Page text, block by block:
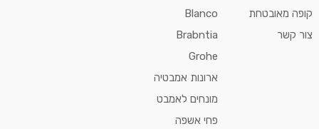
קופה מאובטחת
צור קשר
Blanco
Brabntia
Grohe
ארונות אמבטיה
מונחים לאמבט
פחי אשפה